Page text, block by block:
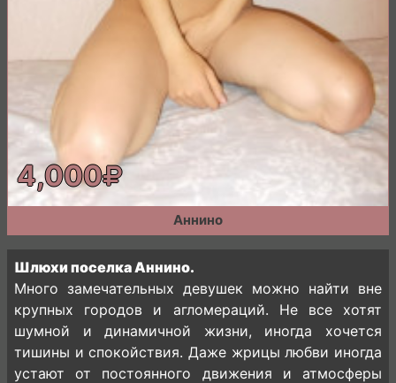
4,000
Аннино
Шлюхи поселка Аннино.
Много замечательных девушек можно найти вне
крупных городов и агломераций. Не все хотят
шумной и динамичной жизни, иногда хочется
тишины и спокойствия. Даже жрицы любви иногда
устают от постоянного движения и атмосферы